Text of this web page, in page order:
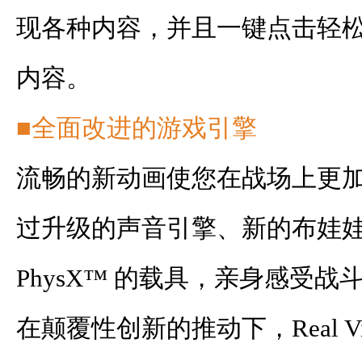
现各种内容，并且一键点击轻
内容。
■全面改进的游戏引擎
流畅的新动画使您在战场上更
过升级的声音引擎、新的布娃
PhysX™ 的载具，亲身感受战
在颠覆性创新的推动下，Real